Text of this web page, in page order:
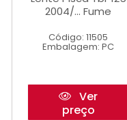
2004/... Fume
Código: 11505
Embalagem: PC
Ver
preço